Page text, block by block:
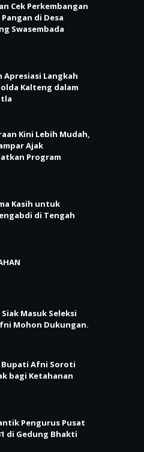
Cek Perkembangan
di Desa
Swasembada
Apresiasi Langkah
Kalteng dalam
Kini Lebih Mudah,
Ajak
Program
Kasih untuk
di Tengah
Masuk Seleksi
Mohon Dukungan.
Bupati Afni Soroti
bagi Ketahanan
Pengurus Pusat
di Gedung Bhakti